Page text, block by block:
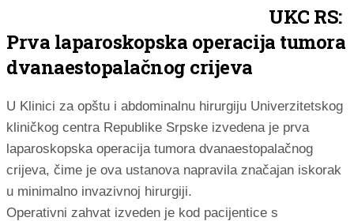
UKC RS:
Prva laparoskopska operacija tumora
dvanaestopalačnog crijeva
U Klinici za opštu i abdominalnu hirurgiju Univerzitetskog
kliničkog centra Republike Srpske izvedena je prva
laparoskopska operacija tumora dvanaestopalačnog
crijeva, čime je ova ustanova napravila značajan iskorak
u minimalno invazivnoj hirurgiji.
Operativni zahvat izveden je kod pacijentice s